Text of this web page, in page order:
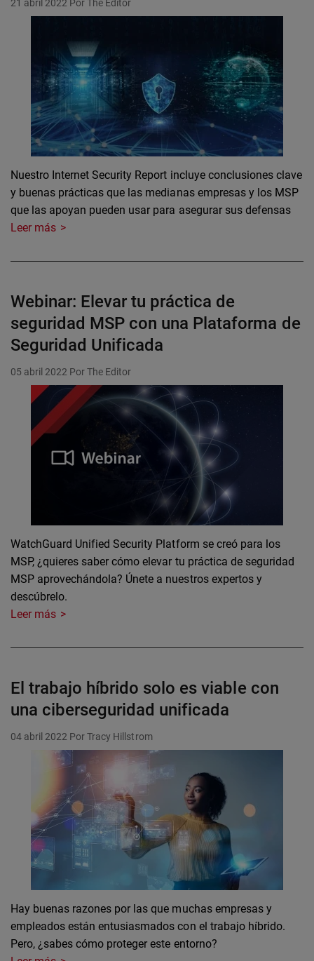
21 abril 2022 Por The Editor
Nuestro Internet Security Report incluye conclusiones clave
y buenas prácticas que las medianas empresas y los MSP
que las apoyan pueden usar para asegurar sus defensas
Leer más
Webinar: Elevar tu práctica de
seguridad MSP con una Plataforma de
Seguridad Unificada
05 abril 2022 Por The Editor
WatchGuard Unified Security Platform se creó para los
MSP, ¿quieres saber cómo elevar tu práctica de seguridad
MSP aprovechándola? Únete a nuestros expertos y
descúbrelo.
Leer más
El trabajo híbrido solo es viable con
una ciberseguridad unificada
04 abril 2022 Por Tracy Hillstrom
Hay buenas razones por las que muchas empresas y
empleados están entusiasmados con el trabajo híbrido.
Pero, ¿sabes cómo proteger este entorno?